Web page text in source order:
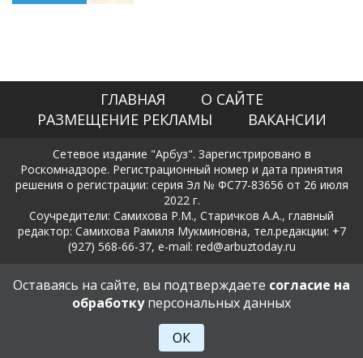
ГЛАВНАЯ
О САЙТЕ
РАЗМЕЩЕНИЕ РЕКЛАМЫ
ВАКАНСИИ
Сетевое издание "Арбуз". Зарегистрировано в
Роскомнадзоре. Регистрационный номер и дата принятия
решения о регистрации: серия Эл № ФС77-83656 от 26 июля
2022 г.
Соучредители: Самихова Р.М., Старичков А.А., главный
редактор: Самихова Рамиля Мукминовна, тел.редакции: +7
(927) 568-66-37, e-mail: red@arbuztoday.ru
Политика в отношении обработки и защиты персональных
данных
18+
Оставаясь на сайте, вы подтверждаете согласие на
обработкуперсональных данных
ОК